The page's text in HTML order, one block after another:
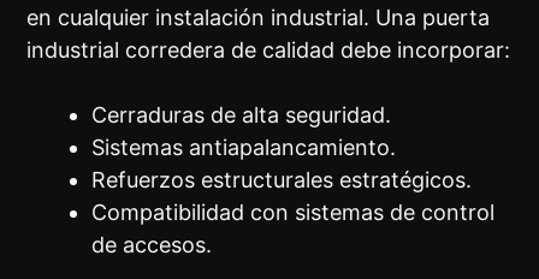
en cualquier instalación industrial. Una puerta
industrial corredera de calidad debe incorporar:
Cerraduras de alta seguridad.
Sistemas antiapalancamiento.
Refuerzos estructurales estratégicos.
Compatibilidad con sistemas de control
de accesos.